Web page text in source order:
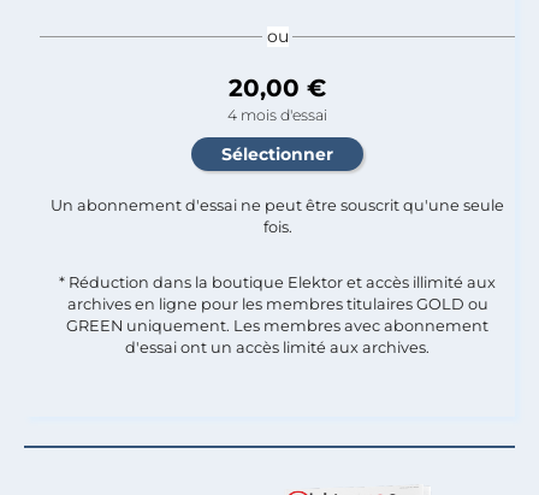
ou
20,00 €
4 mois d'essai
Un abonnement d'essai ne peut être souscrit qu'une seule
fois.​
* Réduction dans la boutique Elektor et accès illimité aux
archives en ligne pour les membres titulaires GOLD ou
GREEN uniquement. Les membres avec abonnement
d'essai ont un accès limité aux archives.